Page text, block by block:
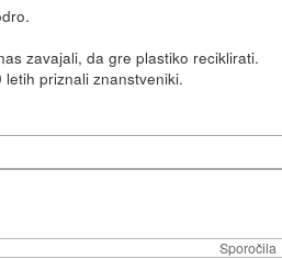
zavajali, da gre plastiko reciklirati.
priznali znanstveniki.
Sporočila